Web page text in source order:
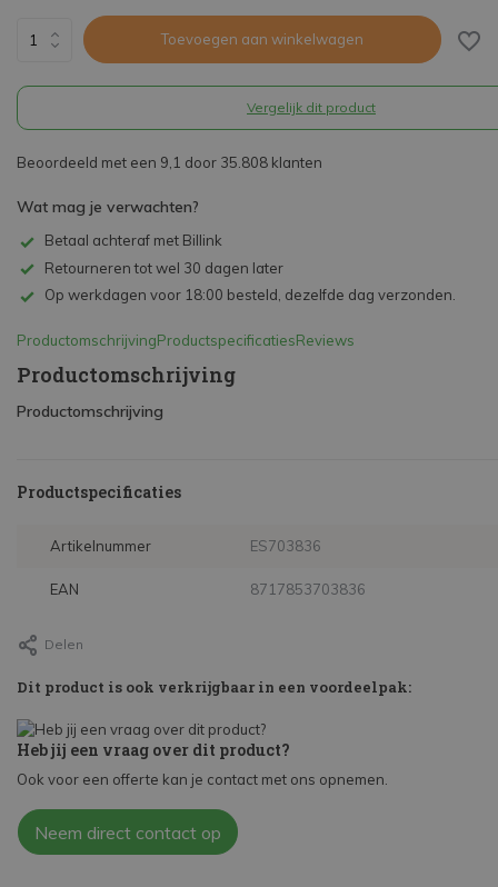
Toevoegen aan winkelwagen
Vergelijk dit product
Beoordeeld met een 9,1 door 35.808 klanten
Wat mag je verwachten?
Betaal achteraf met Billink
Retourneren tot wel 30 dagen later
Op werkdagen voor 18:00 besteld, dezelfde dag verzonden.
ProductomschrijvingProductspecificatiesReviews
Productomschrijving
Productomschrijving
Productspecificaties
Artikelnummer ES703836
EAN 8717853703836
Delen
Dit product is ook verkrijgbaar in een voordeelpak:
Heb jij een vraag over dit product?
Ook voor een offerte kan je contact met ons opnemen.
Neem direct contact op